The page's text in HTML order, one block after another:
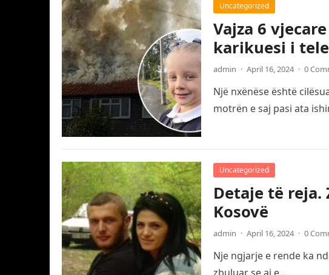
Uncategorized
Vajza 6
karikuesi i
admin · April 16, 2024 · 0
Një nxënëse është
motrën e saj pasi ata
Uncategorized
Detaje të
Kosovë
admin · April 16, 2024 · 0
Nje ngjarje e rende ka